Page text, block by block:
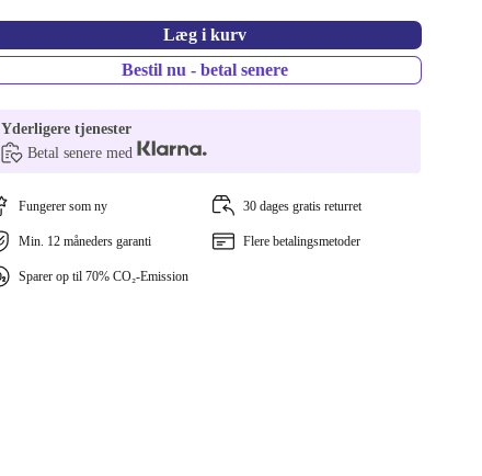
Læg i kurv
Bestil nu - betal senere
Yderligere tjenester
Betal senere med
Fungerer som ny 30 dages gratis returret
Min. 12 måneders garanti Flere betalingsmetoder
Sparer op til 70% CO₂-Emission